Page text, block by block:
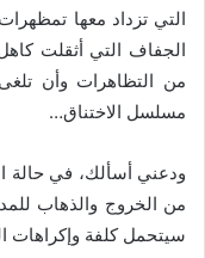
التي تزداد معها
الجفاف التي أثقلت كاهل
من التظاهرات وأن
مسلسل الاختناق…
ودعني أسألك، في حالة
من الخروج والذهاب
سيتحمل كلفة وإكراهات